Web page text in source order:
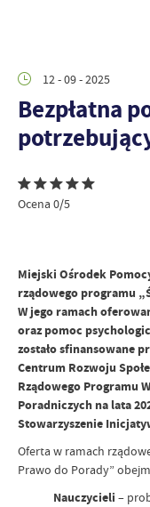
12 - 09 - 2025
Bezpłatna
Ocena 0/5
Miejski Ośrodek
rządowego programu
W jego ramach
oraz pomoc
zostało sfinansowane
Centrum Rozwoju
Rządowego Programu
Poradniczych na lata
Stowarzyszenie
Oferta w ramach
Prawo do Porady”
Nauczycieli –